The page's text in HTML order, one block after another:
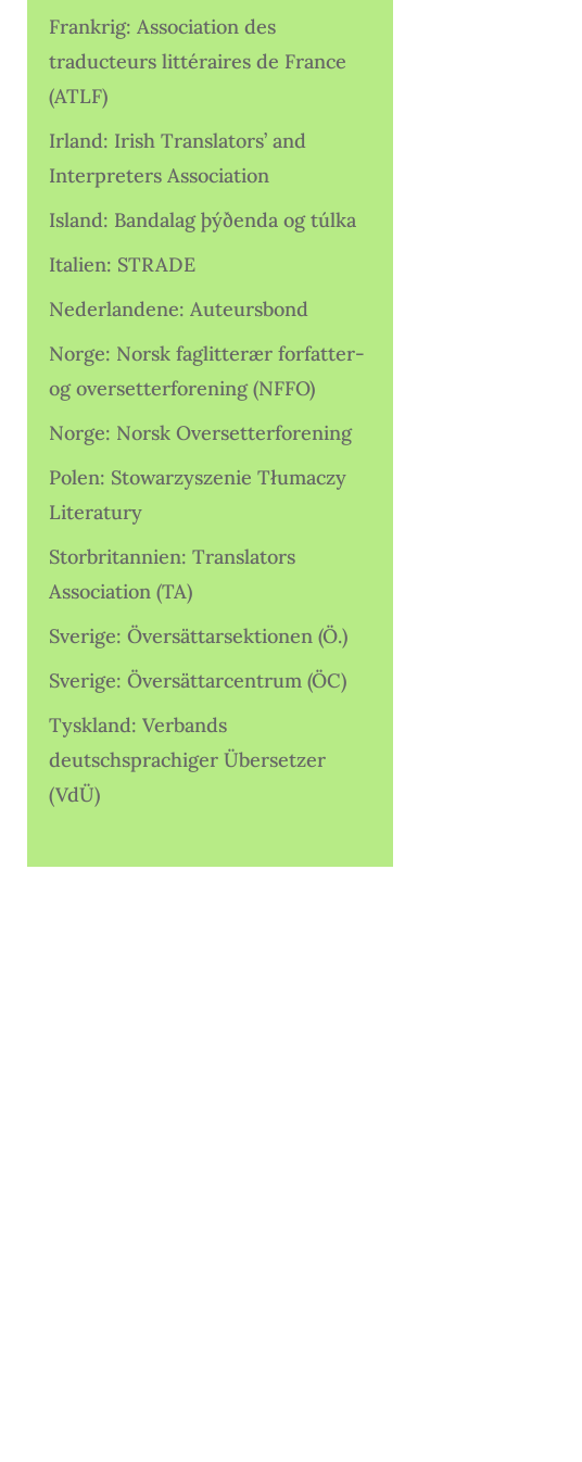
Frankrig: Association des
traducteurs littéraires de France
(ATLF)
Irland: Irish Translators’ and
Interpreters Association
Island: Bandalag þýðenda og túlka
Italien: STRADE
Nederlandene: Auteursbond
Norge: Norsk faglitterær forfatter-
og oversetterforening (NFFO)
Norge: Norsk Oversetterforening
Polen: Stowarzyszenie Tłumaczy
Literatury
Storbritannien: Translators
Association (TA)
Sverige: Översättarsektionen (Ö.)
Sverige: Översättarcentrum (ÖC)
Tyskland: Verbands
deutschsprachiger Übersetzer
(VdÜ)